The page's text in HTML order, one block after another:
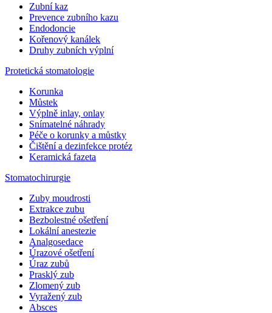
Zubní kaz
Prevence zubního kazu
Endodoncie
Kořenový kanálek
Druhy zubních výplní
Protetická stomatologie
Korunka
Můstek
Výplně inlay, onlay
Snímatelné náhrady
Péče o korunky a můstky
Čištění a dezinfekce protéz
Keramická fazeta
Stomatochirurgie
Zuby moudrosti
Extrakce zubu
Bezbolestné ošetření
Lokální anestezie
Analgosedace
Úrazové ošetření
Úraz zubů
Prasklý zub
Zlomený zub
Vyražený zub
Absces